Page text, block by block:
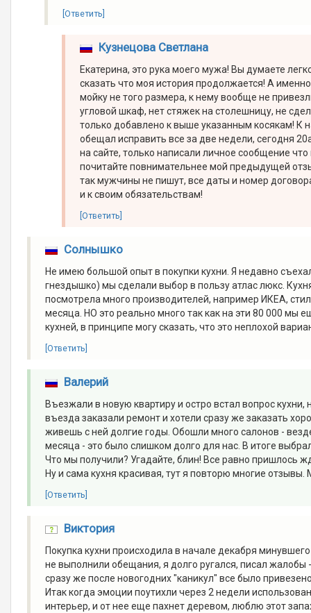
[Ответить]
Кузнецова Светлана
Екатерина, это рука моего мужа! Вы думаете
сказать что моя история продолжается! А
мойку не того размера, к нему вообще не
угловой шкаф, нет стяжек на столешницу, не
только добавлено к выше указанным косякам! К
обещал исправить все за две недели, сегодня
на сайте, только написали личное сообщение
почитайте повнимательнее мой предыдущей
так мужчины не пишут, все даты и номер
и к своим обязательствам!
[Ответить]
Солнышко
Не имею большой опыт в покупки кухни. Я недавно
гнездышко) мы сделали выбор в пользу атлас люкс.
посмотрела много производителей, например ИКЕА,
месяца. НО это реально много так как на эти 80 000 мы
кухней, в принципе могу сказать, что это неплохой
[Ответить]
Валерий
Въезжали в новую квартиру и остро встал вопрос
въезда заказали ремонт и хотели сразу же заказать
живешь с ней долгие годы. Обошли много салонов -
месяца - это было слишком долго для нас. В итоге
Что мы получили? Угадайте, блин! Все равно пришлось
Ну и сама кухня красивая, тут я повторю многие
[Ответить]
Виктория
Покупка кухни происходила в начале декабря
не выполнили обещания, я долго ругался, писал
сразу же после новогодних "каникул" все было
Итак когда эмоции поутихли через 2 недели
интерьер, и от нее еще пахнет деревом, люблю этот